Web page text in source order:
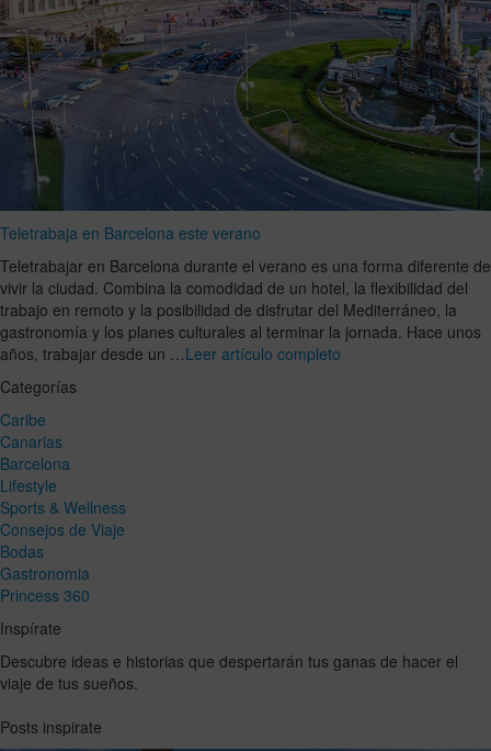
Teletrabaja en Barcelona este verano
Teletrabajar en Barcelona durante el verano es una forma diferente de
vivir la ciudad. Combina la comodidad de un hotel, la flexibilidad del
trabajo en remoto y la posibilidad de disfrutar del Mediterráneo, la
gastronomía y los planes culturales al terminar la jornada. Hace unos
años, trabajar desde un …Leer artículo completo
Categorías
Caribe
Canarias
Barcelona
Lifestyle
Sports & Wellness
Consejos de Viaje
Bodas
Gastronomia
Princess 360
Inspírate
Descubre ideas e historias que despertarán tus ganas de hacer el
viaje de tus sueños.
Posts inspirate